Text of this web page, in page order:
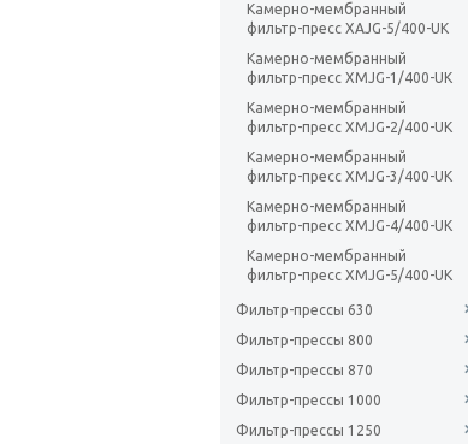
Камерно-мембранный
фильтр-пресс XAJG-5/400-UK
Камерно-мембранный
фильтр-пресс XMJG-1/400-UK
Камерно-мембранный
фильтр-пресс XMJG-2/400-UK
Камерно-мембранный
фильтр-пресс XMJG-3/400-UK
Камерно-мембранный
фильтр-пресс XMJG-4/400-UK
Камерно-мембранный
фильтр-пресс XMJG-5/400-UK
Фильтр-прессы 630
Фильтр-прессы 800
Фильтр-прессы 870
Фильтр-прессы 1000
Фильтр-прессы 1250